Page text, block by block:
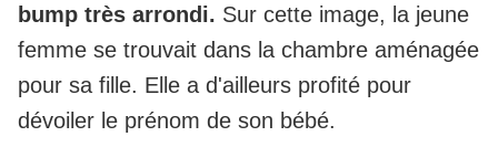
bump très arrondi. Sur cette image, la jeune
femme se trouvait dans la chambre aménagée
pour sa fille. Elle a d'ailleurs profité pour
dévoiler le prénom de son bébé.